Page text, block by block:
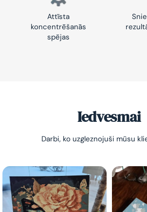
Attīsta
koncentrēšanās
spējas
Iedvesmai
Darbi, ko uzgleznojuši mūsu
-10% pirmajam
GleznoPats.lvPrivātuma politika
SAŅEMT -10%